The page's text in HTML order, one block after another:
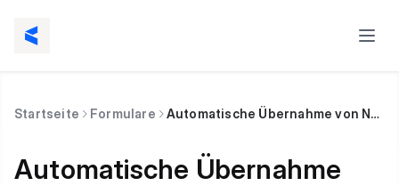
Startseite Formulare Automatische Übernahme von Name & E-Mail Adresse in ein Formular
Automatische Übernahme